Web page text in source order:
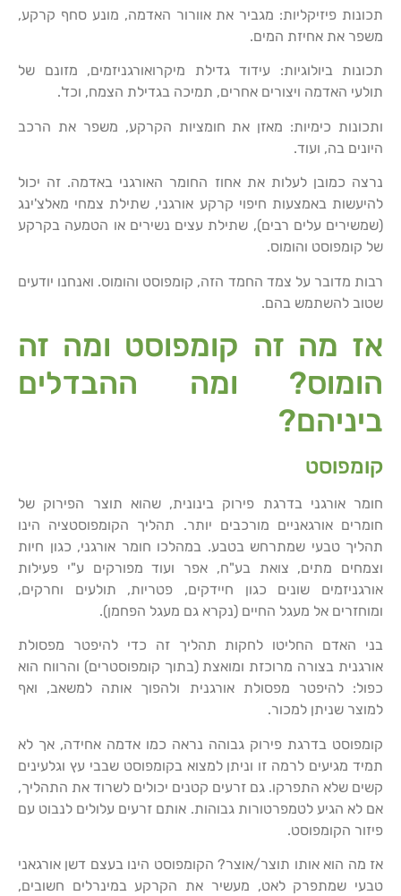
תכונות פיזיקליות: מגביר את אוורור האדמה, מונע סחף קרקע,
משפר את אחיזת המים.
תכונות ביולוגיות: עידוד גדילת מיקרואורגניזמים, מזונם של
תולעי האדמה ויצורים אחרים, תמיכה בגדילת הצמח, וכד'.
ותכונות כימיות: מאזן את חומציות הקרקע, משפר את הרכב
היונים בה, ועוד.
נרצה כמובן לעלות את אחוז החומר האורגני באדמה. זה יכול
להיעשות באמצעות חיפוי קרקע אורגני, שתילת צמחי מאלצ'ינג
(שמשירים עלים רבים), שתילת עצים נשירים או הטמעה בקרקע
של קומפוסט והומוס.
רבות מדובר על צמד החמד הזה, קומפוסט והומוס. ואנחנו יודעים
שטוב להשתמש בהם.
אז מה זה קומפוסט ומה זה
הומוס? ומה ההבדלים
ביניהם?
קומפוסט
חומר אורגני בדרגת פירוק בינונית, שהוא תוצר הפירוק של
חומרים אורגאניים מורכבים יותר. תהליך הקומפוסטציה הינו
תהליך טבעי שמתרחש בטבע. במהלכו חומר אורגני, כגון חיות
וצמחים מתים, צואת בע"ח, אפר ועוד מפורקים ע"י פעילות
אורגניזמים שונים כגון חיידקים, פטריות, תולעים וחרקים,
ומוחזרים אל מעגל החיים (נקרא גם מעגל הפחמן).
בני האדם החליטו לחקות תהליך זה כדי להיפטר מפסולת
אורגנית בצורה מרוכזת ומואצת (בתוך קומפוסטרים) והרווח הוא
כפול: להיפטר מפסולת אורגנית ולהפוך אותה למשאב, ואף
למוצר שניתן למכור.
קומפוסט בדרגת פירוק גבוהה נראה כמו אדמה אחידה, אך לא
תמיד מגיעים לרמה זו וניתן למצוא בקומפוסט שבבי עץ וגלעינים
קשים שלא התפרקו. גם זרעים קטנים יכולים לשרוד את התהליך,
אם לא הגיע לטמפרטורות גבוהות. אותם זרעים עלולים לנבוט עם
פיזור הקומפוסט.
אז מה הוא אותו תוצר/אוצר? הקומפוסט הינו בעצם דשן אורגאני
טבעי שמתפרק לאט, מעשיר את הקרקע במינרלים חשובים,